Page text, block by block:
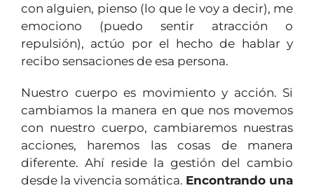
con alguien, pienso (lo que le voy a decir), me
emociono (puedo sentir atracción o
repulsión), actúo por el hecho de hablar y
recibo sensaciones de esa persona.
Nuestro cuerpo es movimiento y acción. Si
cambiamos la manera en que nos movemos
con nuestro cuerpo, cambiaremos nuestras
acciones, haremos las cosas de manera
diferente. Ahí reside la gestión del cambio
desde la vivencia somática. Encontrando una